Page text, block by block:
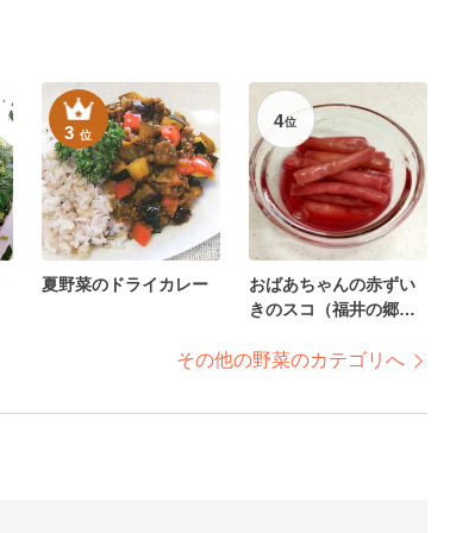
3位
夏野菜のドライカレー
4位
おばあちゃんの赤ずい
きのスコ（福井の郷土
その他の野菜のカテゴリへ